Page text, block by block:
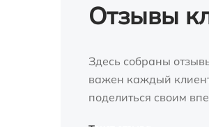
Отзывы
Здесь собраны
важен каждый
поделиться своим